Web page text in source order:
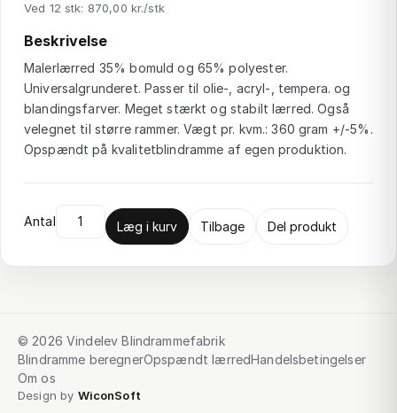
Ved 12 stk: 870,00 kr./stk
Beskrivelse
Malerlærred 35% bomuld og 65% polyester.
Universalgrunderet. Passer til olie-, acryl-, tempera. og
blandingsfarver. Meget stærkt og stabilt lærred. Også
velegnet til større rammer. Vægt pr. kvm.: 360 gram +/-5%.
Opspændt på kvalitetblindramme af egen produktion.
Antal Læg i kurv Tilbage Del produkt
© 2026 Vindelev Blindrammefabrik
Blindramme beregnerOpspændt lærredHandelsbetingelser
Om os
Design by WiconSoft